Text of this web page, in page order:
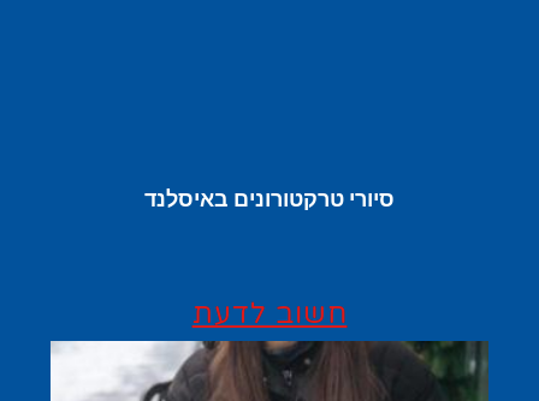
סיורי טרקטורונים באיסלנד
חשוב לדעת